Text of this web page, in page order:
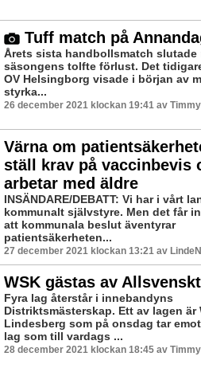
Tuff match på
Årets sista handbollsmatch slutade
säsongens tolfte förlust. Det
OV Helsingborg visade i början av
styrka...
26 december 2021 klockan 19:41 av
Värna om
ställ krav på vaccinbevis
arbetar med äldre
INSÄNDARE/DEBATT: Vi har i vårt
kommunalt självstyre. Men det får
att kommunala beslut äventyrar
patientsäkerheten...
27 december 2021 klockan 13:21 av
WSK gästas av
Fyra lag återstår i innebandyns
Distriktsmästerskap. Ett av lagen är
Lindesberg som på onsdag tar
lag som till vardags ...
28 december 2021 klockan 18:45 av